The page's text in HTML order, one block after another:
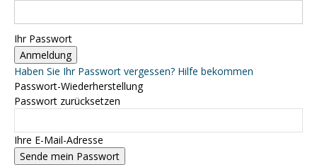
Ihr Passwort
Haben Sie Ihr Passwort vergessen? Hilfe bekommen
Passwort-Wiederherstellung
Passwort zurücksetzen
Ihre E-Mail-Adresse